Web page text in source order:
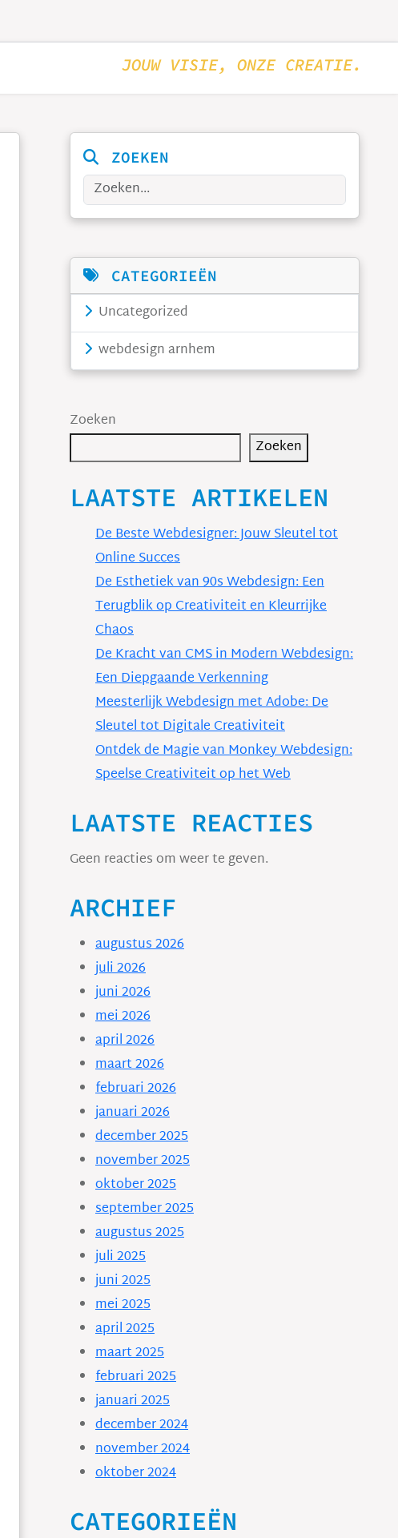
JOUW VISIE, ONZE CREATIE.
ZOEKEN
Zoeken
CATEGORIEËN
Uncategorized
webdesign arnhem
Zoeken
Zoeken
LAATSTE ARTIKELEN
De Beste Webdesigner: Jouw Sleutel tot
Online Succes
De Esthetiek van 90s Webdesign: Een
Terugblik op Creativiteit en Kleurrijke
Chaos
De Kracht van CMS in Modern Webdesign:
Een Diepgaande Verkenning
Meesterlijk Webdesign met Adobe: De
Sleutel tot Digitale Creativiteit
Ontdek de Magie van Monkey Webdesign:
Speelse Creativiteit op het Web
LAATSTE REACTIES
Geen reacties om weer te geven.
ARCHIEF
augustus 2026
juli 2026
juni 2026
mei 2026
april 2026
maart 2026
februari 2026
januari 2026
december 2025
november 2025
oktober 2025
september 2025
augustus 2025
juli 2025
juni 2025
mei 2025
april 2025
maart 2025
februari 2025
januari 2025
december 2024
november 2024
oktober 2024
CATEGORIEËN